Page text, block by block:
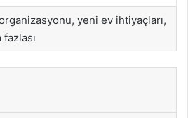
yeni ev ihtiyaçları,